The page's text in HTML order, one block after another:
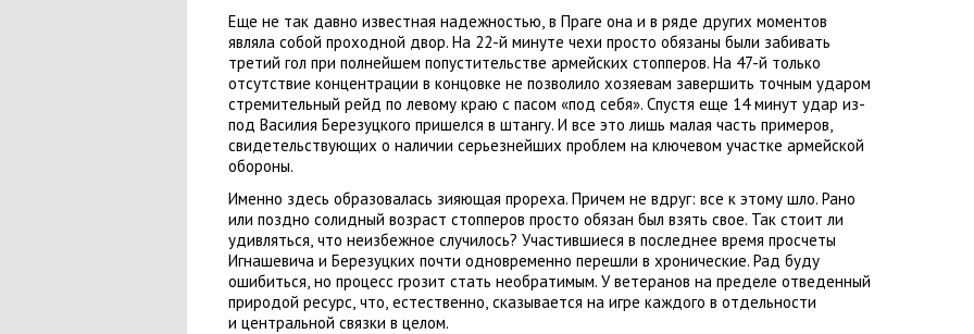
Еще не так давно известная надежностью, в Праге она и в ряде других моментов
являла собой проходной двор. На 22-й минуте чехи просто обязаны были забивать
третий гол при полнейшем попустительстве армейских стопперов. На 47-й только
отсутствие концентрации в концовке не позволило хозяевам завершить точным ударом
стремительный рейд по левому краю с пасом «под себя». Спустя еще 14 минут удар из-
под Василия Березуцкого пришелся в штангу. И все это лишь малая часть примеров,
свидетельствующих о наличии серьезнейших проблем на ключевом участке армейской
обороны.
Именно здесь образовалась зияющая прореха. Причем не вдруг: все к этому шло. Рано
или поздно солидный возраст стопперов просто обязан был взять свое. Так стоит ли
удивляться, что неизбежное случилось? Участившиеся в последнее время просчеты
Игнашевича и Березуцких почти одновременно перешли в хронические. Рад буду
ошибиться, но процесс грозит стать необратимым. У ветеранов на пределе отведенный
природой ресурс, что, естественно, сказывается на игре каждого в отдельности
и центральной связки в целом.